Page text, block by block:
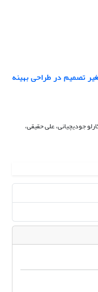
تصمیمدر طراحی بهینه
جودیچیانی، علی حقیقی،